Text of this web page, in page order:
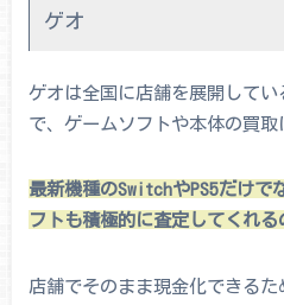
ゲオ
ゲオは全国に店舗を展開して
で、ゲームソフトや本体の買取
最新機種のSwitchやPS5だけで
フトも積極的に査定してくれる
店舗でそのまま現金化できる